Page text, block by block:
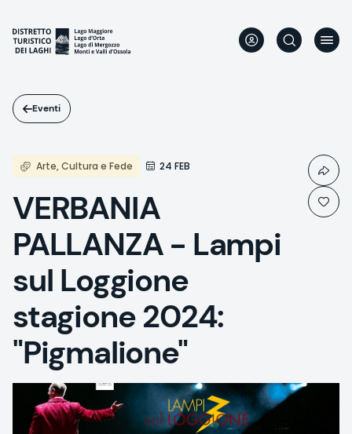
contenuto
principale
Eventi
Arte, Cultura e Fede 24 FEB
VERBANIA
PALLANZA - Lampi
sul Loggione
stagione 2024:
"Pigmalione"